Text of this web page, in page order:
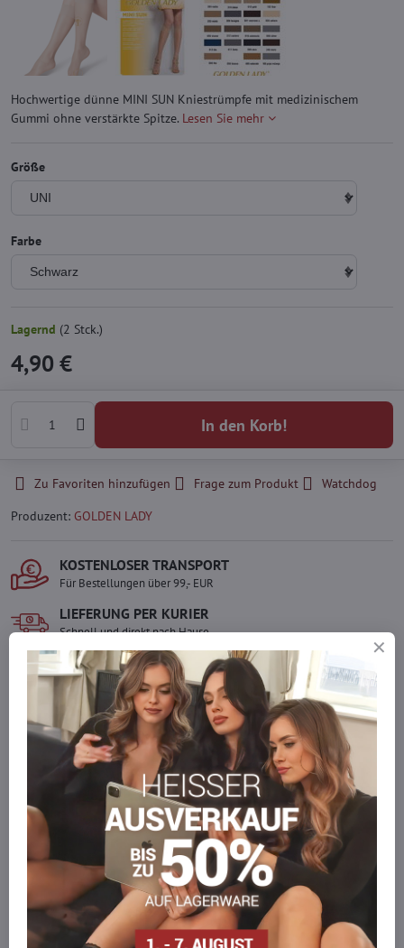
Hochwertige dünne MINI SUN Kniestrümpfe mit medizinischem
Gummi ohne verstärkte Spitze. Lesen Sie mehr
Größe
Farbe
Lagernd (2 Stck.)
4,90 €
In den Korb!
Zu Favoriten hinzufügen Frage zum Produkt
Watchdog
Produzent: GOLDEN LADY
KOSTENLOSER TRANSPORT
Für Bestellungen über 99,- EUR
LIEFERUNG PER KURIER
Schnell und direkt nach Hause.
SICHERE ZAHLUNGEN
Gesicherte Online-Zahlungen
Ware auf Lager
Wir versenden sofort
Werden Sie Teil von everlady
Werden Sie Teil von everlady und genießen Sie einen 5 %
Mitgliedervorteilbei jedem Einkauf.
Der Vorteil wird automatisch im Warenkorb angewendet.
Möchten Sie mehr bestellen, als wir
auf Lager haben?
Zögern Sie nicht, uns zu kontaktieren, wir füllen die Ware für Sie
wieder auf!